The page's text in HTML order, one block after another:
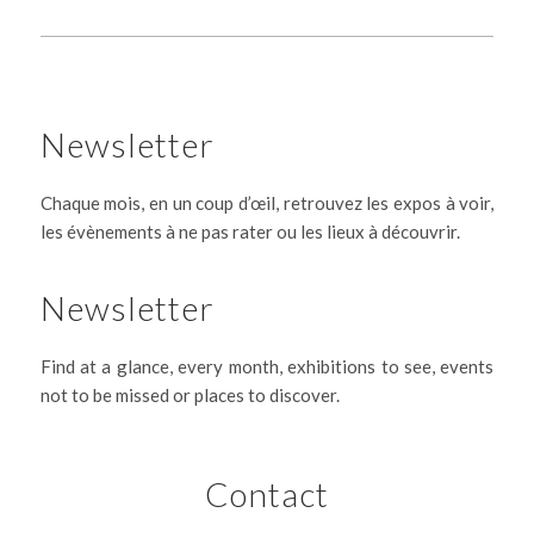
Newsletter
Chaque mois, en un coup d’œil, retrouvez les expos à voir,
les évènements à ne pas rater ou les lieux à découvrir.
Newsletter
Find at a glance, every month, exhibitions to see, events
not to be missed or places to discover.
Contact